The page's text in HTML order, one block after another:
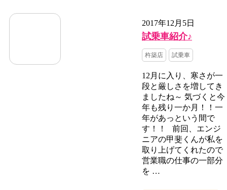
2017年12月5日
試乗車紹介♪
杵築店 試乗車
12月に入り、寒さが一
段と厳しさを増してき
ましたね～ 気づくと今
年も残り一か月！！一
年があっという間で
す！！ 前回、エンジ
ニアの甲斐くんが私を
取り上げてくれたので
営業職の仕事の一部分
を …